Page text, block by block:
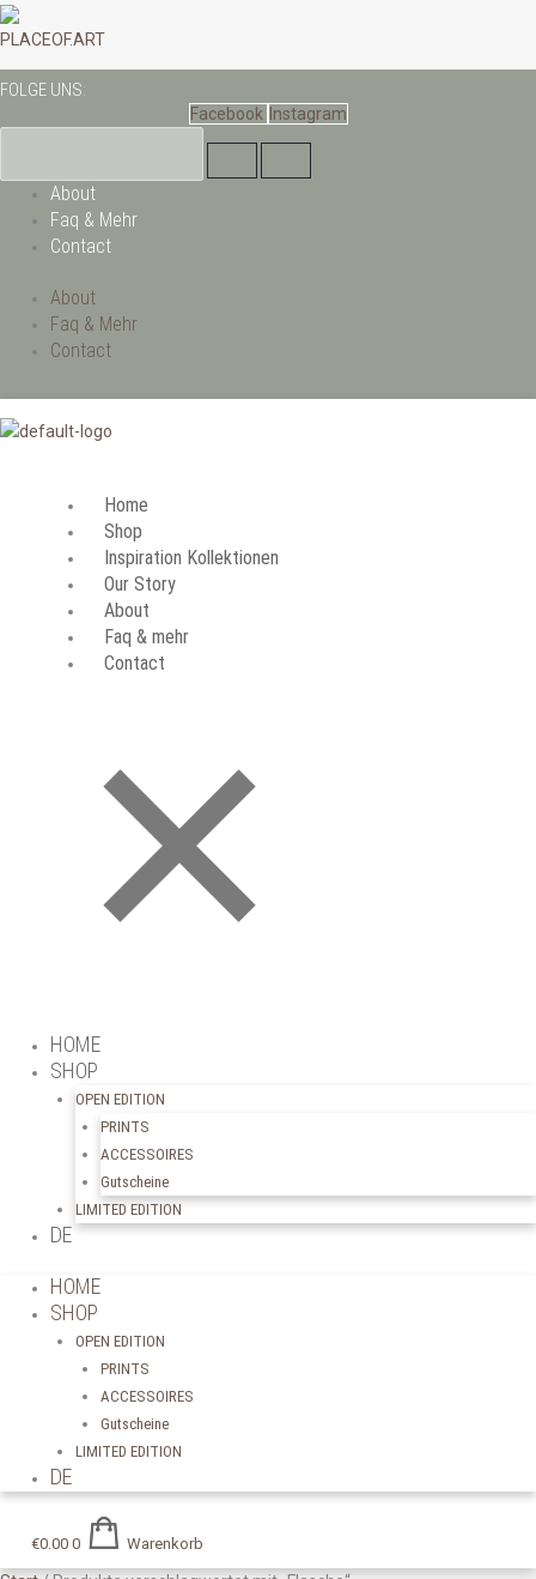
Zum
Inhalt
PLACEOF.ART
FOLGE UNS:
Facebook Instagram
About
Faq & Mehr
Contact
About
Faq & Mehr
Contact
Home
Shop
Inspiration Kollektionen
Our Story
About
Faq & mehr
Contact
HOME
SHOP
OPEN EDITION
PRINTS
ACCESSOIRES
Gutscheine
LIMITED EDITION
DE
HOME
SHOP
OPEN EDITION
PRINTS
ACCESSOIRES
Gutscheine
LIMITED EDITION
DE
€0.00 0 Warenkorb